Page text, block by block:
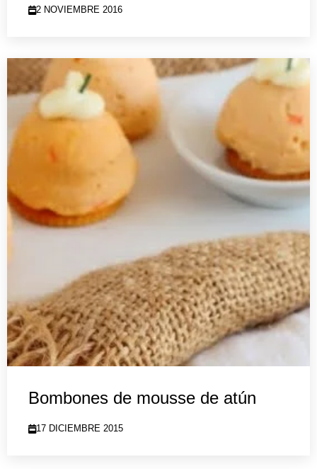
2 NOVIEMBRE 2016
Bombones de mousse de atún
17 DICIEMBRE 2015